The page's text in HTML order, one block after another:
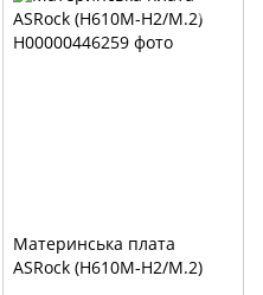
Материнська плата
ASRock (H610M-H2/M.2)